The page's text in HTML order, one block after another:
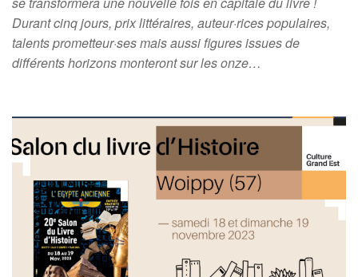
Durant cinq jours, prix littéraires, auteur·rices populaires,
talents prometteur·ses mais aussi figures issues de
différents horizons monteront sur les onze…